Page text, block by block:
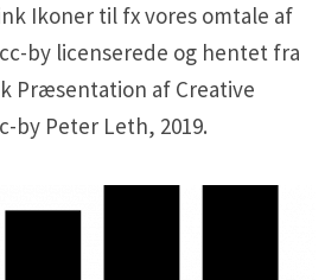
Ikoner til fx vores omtale af
by licenserede og hentet fra
Præsentation af Creative
by Peter Leth, 2019.